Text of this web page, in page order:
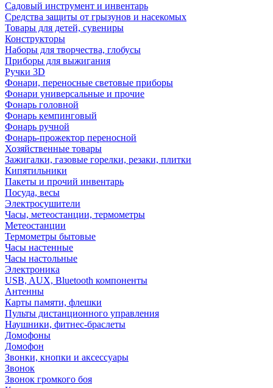
Садовый инструмент и инвентарь
Средства защиты от грызунов и насекомых
Товары для детей, сувениры
Конструкторы
Наборы для творчества, глобусы
Приборы для выжигания
Ручки 3D
Фонари, переносные световые приборы
Фонари универсальные и прочие
Фонарь головной
Фонарь кемпинговый
Фонарь ручной
Фонарь-прожектор переносной
Хозяйственные товары
Зажигалки, газовые горелки, резаки, плитки
Кипятильники
Пакеты и прочий инвентарь
Посуда, весы
Электросушители
Часы, метеостанции, термометры
Метеостанции
Термометры бытовые
Часы настенные
Часы настольные
Электроника
USB, AUX, Bluetooth компоненты
Антенны
Карты памяти, флешки
Пульты дистанционного управления
Наушники, фитнес-браслеты
Домофоны
Домофон
Звонки, кнопки и аксессуары
Звонок
Звонок громкого боя